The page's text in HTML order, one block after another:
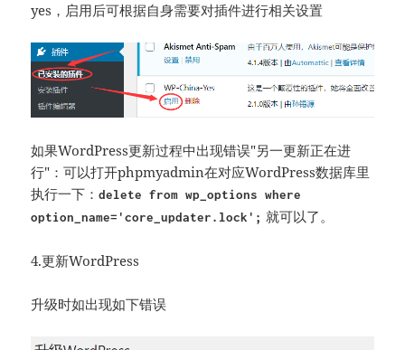
yes，启用后可根据自身需要对插件进行相关设置
如果WordPress更新过程中出现错误"另一更新正在进
行"：可以打开phpmyadmin在对应WordPress数据库里
执行一下：delete from wp_options where
option_name='core_updater.lock'; 就可以了。
4.更新WordPress
升级时如出现如下错误